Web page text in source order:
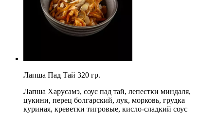
Лапша Пад Тай 320 гр.
Лапша Харусамэ, соус пад тай, лепестки миндаля,
цукини, перец болгарский, лук, морковь, грудка
куриная, креветки тигровые, кисло-сладкий соус